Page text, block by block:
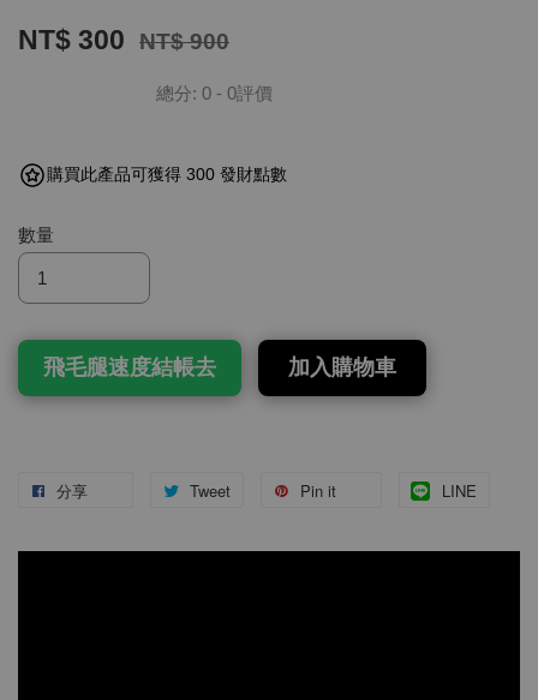
NT$ 300 NT$ 900
總分: 0 - 0評價
購買此產品可獲得 300 發財點數
數量
飛毛腿速度結帳去 加入購物車
分享 Tweet Pin it LINE